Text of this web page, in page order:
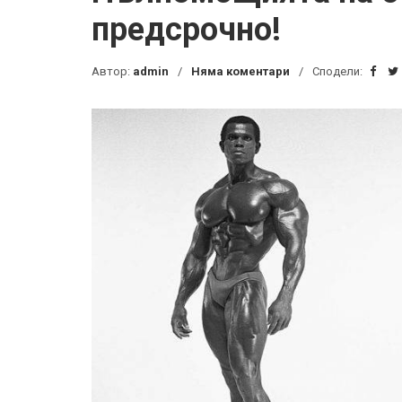
предсрочно!
Автор: admin Няма коментари Сподели: